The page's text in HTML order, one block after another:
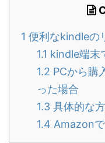
1 便利なkindleの
1.1 kindle端末
1.2 PCから購
った場合
1.3 具体的な
1.4 Amazon